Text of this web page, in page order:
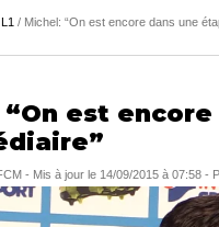
L1 / Michel: “On est encore dans une
est
- Mis à jour le 14/09/2015 à 07:58 -